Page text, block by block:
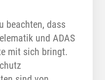
beachten, dass
und ADAS
mit sich bringt.